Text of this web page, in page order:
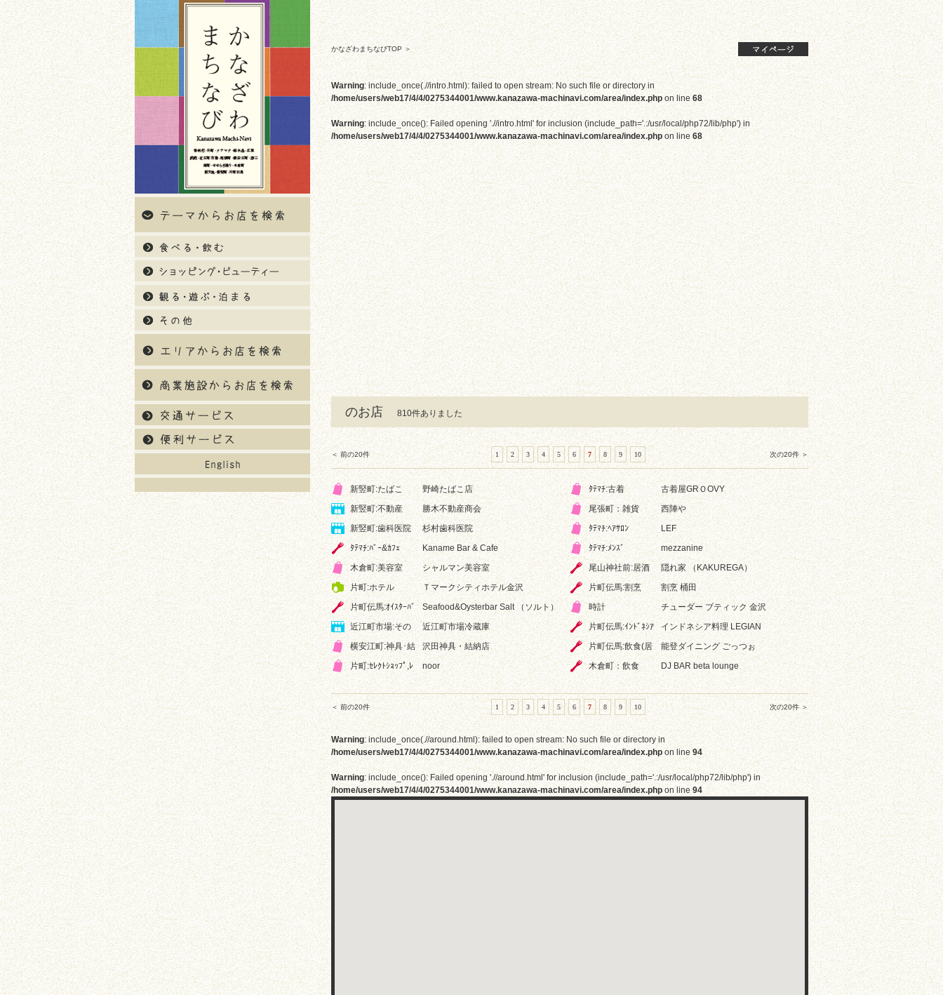
かなざわまちなびTOP＞
Warning: include_once(.//intro.html): failed to open stream: No such file or directory in
/home/users/web17/4/4/0275344001/www.kanazawa-machinavi.com/area/index.phpon line68
Warning: include_once(): Failed opening './/intro.html' for inclusion (include_path='.:/usr/local/php72/lib/php') in
/home/users/web17/4/4/0275344001/www.kanazawa-machinavi.com/area/index.phpon line68
のお店 810件ありました
＜ 前の20件 次の20件 ＞
1 2 3 4 5 6 7 8 9 10
新竪町:たばこ
野崎たばこ店
新竪町:不動産
勝木不動産商会
新竪町:歯科医院
杉村歯科医院
ﾀﾃﾏﾁ:ﾊﾞｰ&ｶﾌｪ
Kaname Bar & Cafe
木倉町:美容室
シャルマン美容室
片町:ホテル
Ｔマークシティホテル金沢
片町伝馬:ｵｲｽﾀｰﾊﾞ
Seafood&Oysterbar Salt （ソルト）
近江町市場:その
近江町市場冷蔵庫
横安江町:神具･結
沢田神具・結納店
片町:ｾﾚｸﾄｼｮｯﾌﾟ,ﾚ
noor
ﾀﾃﾏﾁ:古着
古着屋GRＯOVY
尾張町：雑貨
西陣や
ﾀﾃﾏﾁ:ﾍｱｻﾛﾝ
LEF
ﾀﾃﾏﾁ:ﾒﾝｽﾞ
mezzanine
尾山神社前:居酒
隠れ家 （KAKUREGA）
片町伝馬:割烹
割烹 桶田
時計
チューダー ブティック 金沢
片町伝馬:ｲﾝﾄﾞﾈｼｱ
インドネシア料理 LEGIAN
片町伝馬:飲食(居
能登ダイニング ごっつぉ
木倉町：飲食
DJ BAR beta lounge
＜ 前の20件 次の20件 ＞
1 2 3 4 5 6 7 8 9 10
Warning: include_once(.//around.html): failed to open stream: No such file or directory in
/home/users/web17/4/4/0275344001/www.kanazawa-machinavi.com/area/index.phpon line94
Warning: include_once(): Failed opening './/around.html' for inclusion (include_path='.:/usr/local/php72/lib/php') in
/home/users/web17/4/4/0275344001/www.kanazawa-machinavi.com/area/index.phpon line94